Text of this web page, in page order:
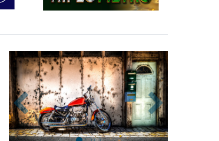
Zurück Nächste